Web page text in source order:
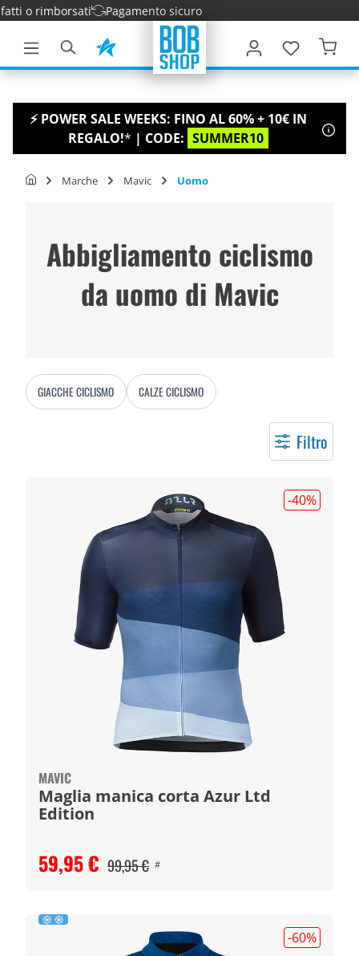
principale
o rimborsati Pagamento sicuro
⚡ POWER SALE WEEKS: FINO AL 60% + 10€ IN
REGALO!* | CODE: SUMMER10
Marche Mavic Uomo
Abbigliamento ciclismo
da uomo di Mavic
GIACCHE CICLISMO CALZE CICLISMO
Filtro
-40%
MAVIC
Maglia manica corta Azur Ltd
Edition
59,95 € 99,95 € #
-60%